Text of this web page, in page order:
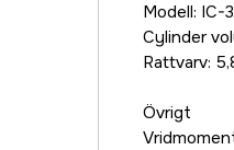
Modell: IC-
Cylinder
Rattvarv:
Övrigt